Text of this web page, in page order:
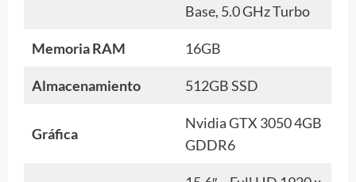
Base, 5.0 GHz Turbo
Memoria RAM 16GB
Almacenamiento 512GB SSD
Gráfica
Nvidia GTX 3050 4GB
GDDR6